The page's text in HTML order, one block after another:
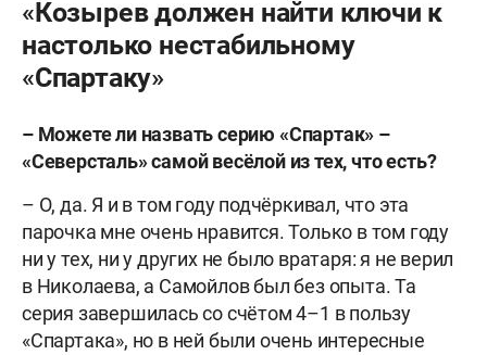
«Козырев должен найти ключи к
настолько нестабильному
«Спартаку»
– Можетели назватьсерию «Спартак» –
«Северсталь»самой весёлой изтех,чтоесть?
– О, да. Я и в том году подчёркивал, что эта
парочка мне очень нравится. Только в том году
ни у тех, ни у других не было вратаря: я не верил
в Николаева, а Самойлов был без опыта. Та
серия завершилась со счётом 4–1 в пользу
«Спартака», но в ней были очень интересные